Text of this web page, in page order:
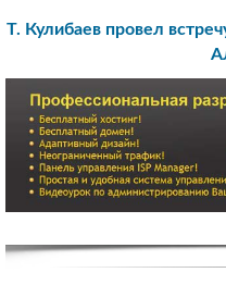
Т. Кулибаев провел